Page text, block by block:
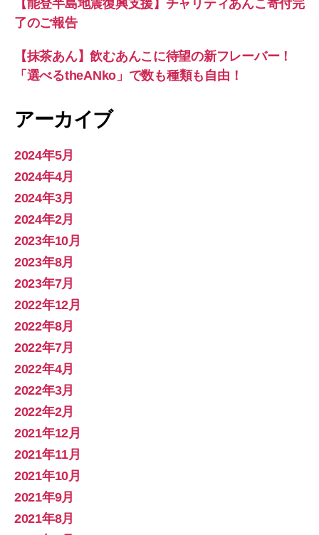
【能登半島地震復興支援】チャリティあんこ寄付完
了のご報告
【抹茶あん】飲むあんこに待望の新フレーバー！
「選べるtheANko」で数も種類も自由！
アーカイブ
2024年5月
2024年4月
2024年3月
2024年2月
2023年10月
2023年8月
2023年7月
2022年12月
2022年8月
2022年7月
2022年4月
2022年3月
2022年2月
2021年12月
2021年11月
2021年10月
2021年9月
2021年8月